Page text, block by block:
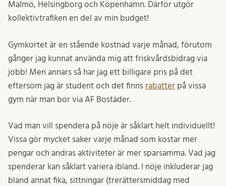
Malmö, Helsingborg och Köpenhamn. Därför utgör
kollektivtrafiken en del av min budget!
Gymkortet är en stående kostnad varje månad, förutom
gånger jag kunnat använda mig att friskvårdsbidrag via
jobb! Men annars så har jag ett billigare pris på det
eftersom jag är student och det finns rabatter på vissa
gym när man bor via AF Bostäder.
Vad man vill spendera på nöje är såklart helt individuellt!
Vissa gör mycket saker varje månad som kostar mer
pengar och andras aktiviteter är mer sparsamma. Vad jag
spenderar kan såklart variera ibland. I nöje inkluderar jag
bland annat fika, sittningar (trerättersmiddag med